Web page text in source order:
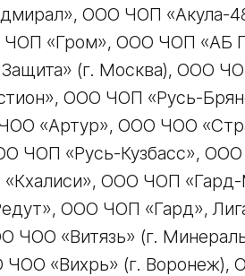
ООО ЧОП «Акула-
«Гром», ООО ЧОП «АБ
(г. Москва), ООО
ООО ЧОП «Русь-
«Артур», ООО ЧОО
ЧОП «Русь-Кузбасс», ООО
ООО ЧОП
ООО ЧОП «Гард», Лига
ЧОО «Витязь» (г.
ЧОО «Вихрь» (г.